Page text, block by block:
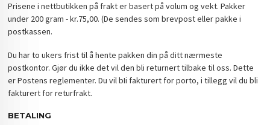
Prisene i nettbutikken på frakt er basert på volum og vekt. Pakker
under 200 gram - kr.75,00. (De sendes som brevpost eller pakke i
postkassen.
Du har to ukers frist til å hente pakken din på ditt nærmeste
postkontor. Gjør du ikke det vil den bli returnert tilbake til oss. Dette
er Postens reglementer. Du vil bIi fakturert for porto, i tillegg vil du bli
fakturert for returfrakt.
BETALING